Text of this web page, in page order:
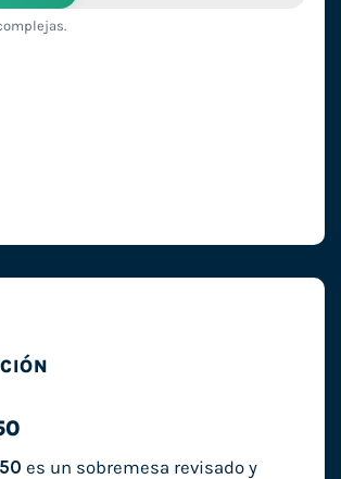
es un sobremesa revisado y